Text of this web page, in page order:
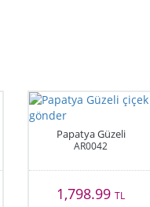
Papatya Güzeli
AR0042
1,798.99TL